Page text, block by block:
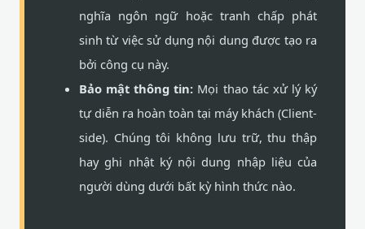
nghĩa ngôn ngữ hoặc tranh chấp phát
sinh từ việc sử dụng nội dung được tạo ra
bởi công cụ này.
Bảo mật thông tin: Mọi thao tác xử lý ký
tự diễn ra hoàn toàn tại máy khách (Client-
side). Chúng tôi không lưu trữ, thu thập
hay ghi nhật ký nội dung nhập liệu của
người dùng dưới bất kỳ hình thức nào.